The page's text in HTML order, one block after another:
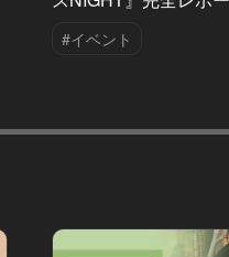
#イベント